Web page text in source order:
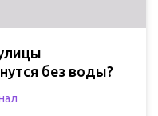
без воды?